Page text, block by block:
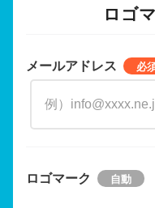
ロゴ
メールアドレス
ロゴマーク